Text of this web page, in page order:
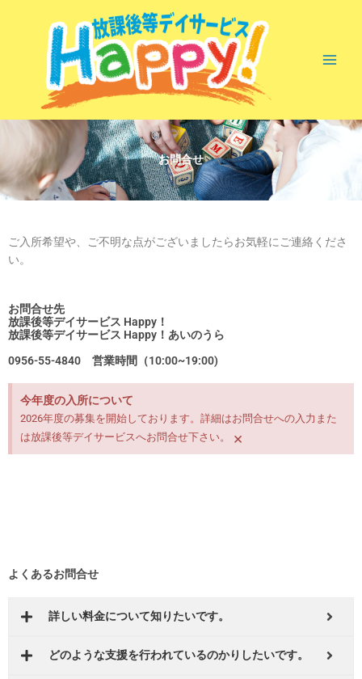
お問合せ
ご入所希望や、ご不明な点がございましたらお気軽にご連絡くださ
い。
お問合せ先
放課後等デイサービス Happy！
放課後等デイサービス Happy！あいのうら
0956-55-4840 営業時間（10:00~19:00)
今年度の入所について
2026年度の募集を開始しております。詳細はお問合せへの入力また
は放課後等デイサービスへお問合せ下さい。
×
よくあるお問合せ
詳しい料金について知りたいです。
どのような支援を行われているのかりしたいです。